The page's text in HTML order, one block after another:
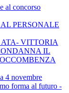
al concorso
PERSONALE
VITTORIA
IL
4 novembre
forma al futuro -